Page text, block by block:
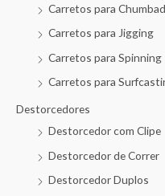
Carretos para
Carretos para Jigging
Carretos para Spinning
Carretos para
Destorcedores
Destorcedor com Clipe
Destorcedor de Correr
Destorcedor Duplos